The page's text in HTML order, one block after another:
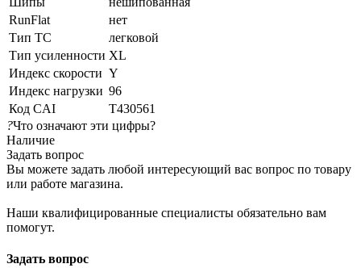
RunFlat
нет
Тип ТС
легковой
Тип усиленности XL
Индекс скорости Y
Индекс нагрузки 96
Код CAI
T430561
?Что означают эти цифры?
Наличие
Задать вопрос
Вы можете задать любой интересующий вас вопрос по товару
или работе магазина.
Наши квалифицированные специалисты обязательно вам
помогут.
Задать вопрос